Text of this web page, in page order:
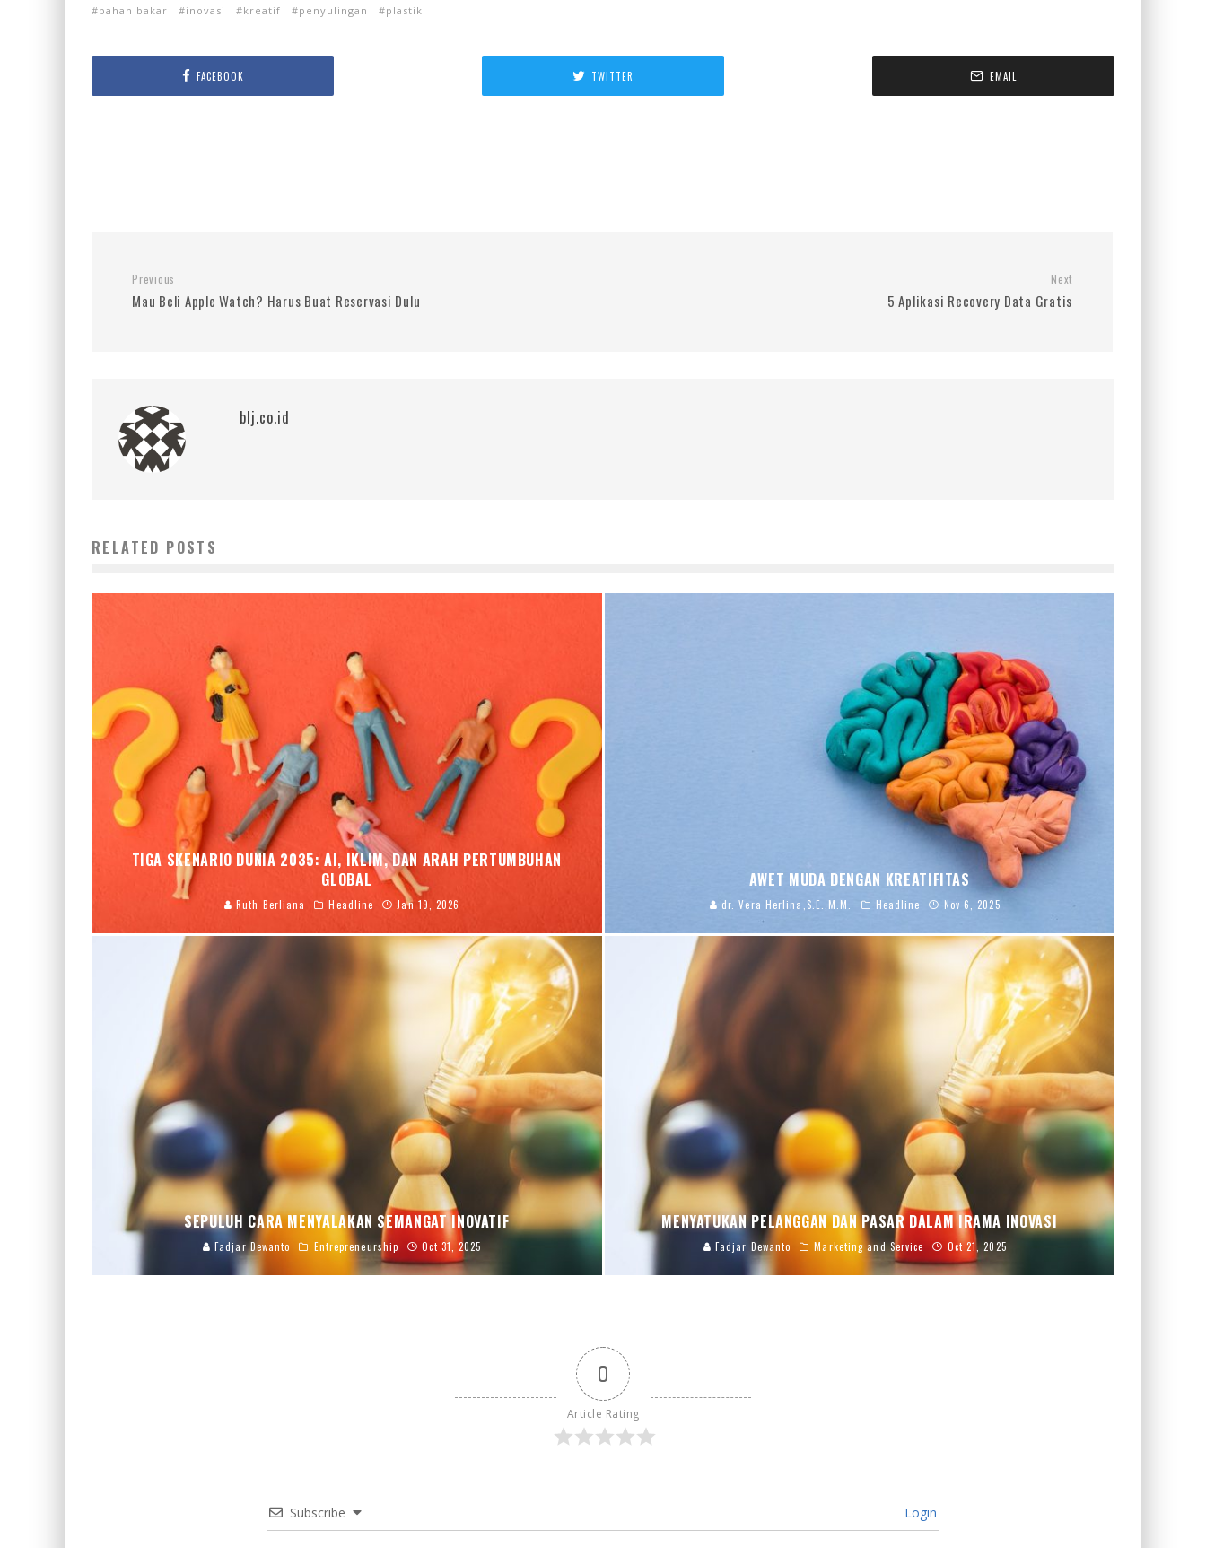
bahan bakar inovasi kreatif penyulingan plastik
FACEBOOK TWITTER EMAIL
Previous
Mau Beli Apple Watch? Harus Buat Reservasi Dulu
Next
5 Aplikasi Recovery Data Gratis
blj.co.id
RELATED POSTS
TIGA SKENARIO DUNIA 2035: AI, IKLIM, DAN ARAH PERTUMBUHAN
GLOBAL
Ruth Berliana Headline Jan 19, 2026
AWET MUDA DENGAN KREATIFITAS
dr. Vera Herlina,S.E.,M.M. Headline Nov 6, 2025
SEPULUH CARA MENYALAKAN SEMANGAT INOVATIF
Fadjar Dewanto Entrepreneurship Oct 31, 2025
MENYATUKAN PELANGGAN DAN PASAR DALAM IRAMA INOVASI
Fadjar Dewanto Marketing and Service Oct 21, 2025
0
Article Rating
Subscribe Login